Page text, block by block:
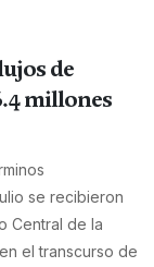
de
millones
se recibieron
Central de la
el transcurso de